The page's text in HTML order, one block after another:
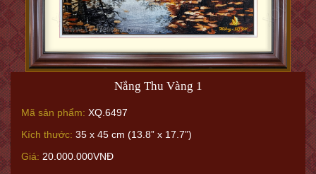
Nắng Thu Vàng 1
Mã sản phẩm: XQ.6497
Kích thước: 35 x 45 cm (13.8” x 17.7”)
Giá: 20.000.000VNĐ